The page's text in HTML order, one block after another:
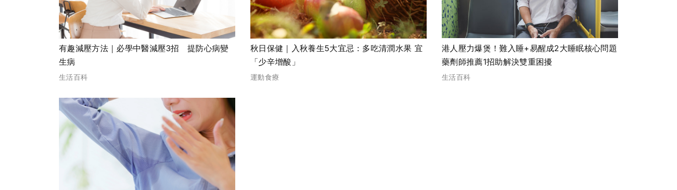
有趣減壓方法｜必學中醫減壓3招 提防心病變
生病
生活百科
秋日保健｜入秋養生5大宜忌：多吃清潤水果 宜
「少辛增酸」
運動食療
港人壓力爆煲！難入睡+易醒成2大睡眠核心問題
藥劑師推薦1招助解決雙重困擾
生活百科